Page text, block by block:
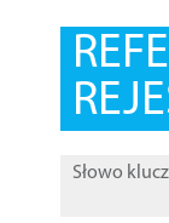
Słowo